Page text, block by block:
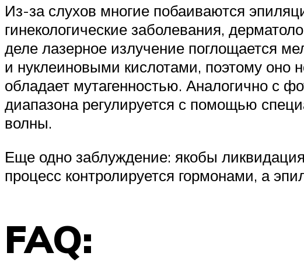
Из-за слухов многие побаиваются
гинекологические заболевания,
деле лазерное излучение поглощается
и нуклеиновыми кислотами, поэтому оно
обладает мутагенностью. Аналогично с
диапазона регулируется с помощью
волны.
Еще одно заблуждение: якобы
процесс контролируется гормонами, а
FAQ: